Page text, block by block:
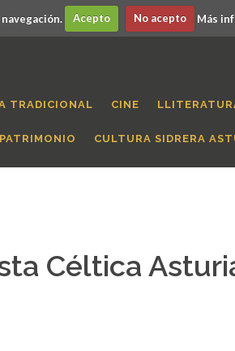
Acepto No acepto Más
TRADICIONAL CINE
CULTURA SIDRERA
Céltica